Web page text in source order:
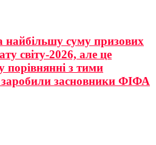
найбільшу суму призових
світу-2026, але це
порівнянні з тими
засновники ФІФА